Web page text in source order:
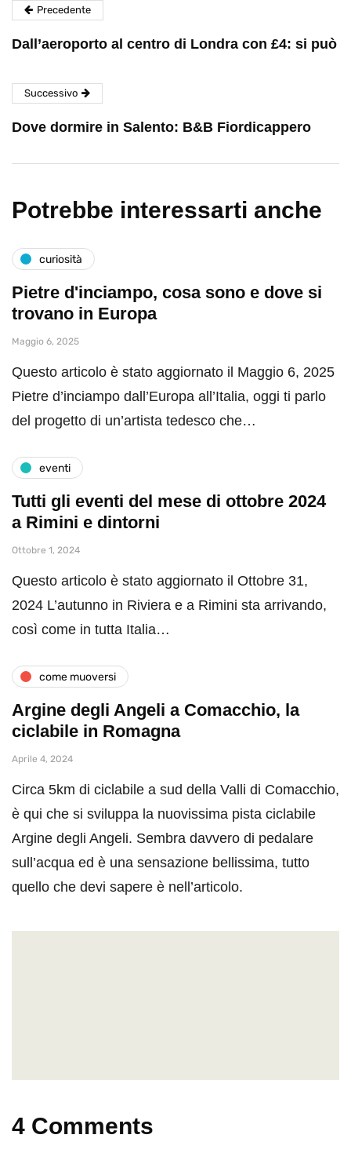
Precedente
Dall’aeroporto al centro di Londra con £4: si può
Successivo
Dove dormire in Salento: B&B Fiordicappero
Potrebbe interessarti anche
curiosità
Pietre d'inciampo, cosa sono e dove si
trovano in Europa
Maggio 6, 2025
Questo articolo è stato aggiornato il Maggio 6, 2025
Pietre d’inciampo dall’Europa all’Italia, oggi ti parlo
del progetto di un’artista tedesco che…
eventi
Tutti gli eventi del mese di ottobre 2024
a Rimini e dintorni
Ottobre 1, 2024
Questo articolo è stato aggiornato il Ottobre 31,
2024 L’autunno in Riviera e a Rimini sta arrivando,
così come in tutta Italia…
come muoversi
Argine degli Angeli a Comacchio, la
ciclabile in Romagna
Aprile 4, 2024
Circa 5km di ciclabile a sud della Valli di Comacchio,
è qui che si sviluppa la nuovissima pista ciclabile
Argine degli Angeli. Sembra davvero di pedalare
sull’acqua ed è una sensazione bellissima, tutto
quello che devi sapere è nell’articolo.
4 Comments